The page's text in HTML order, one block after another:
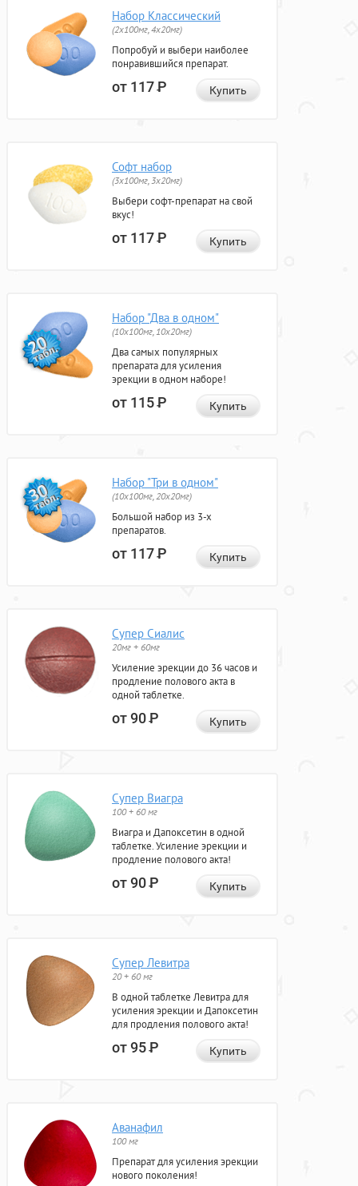
Набор Классический
(2x100мг, 4x20мг)
Попробуй и выбери наиболее
понравившийся препарат.
от 117Р Купить
Софт набор
(3x100мг, 3x20мг)
Выбери софт-препарат на свой
вкус!
от 117Р Купить
Набор "Два в одном"
(10x100мг, 10x20мг)
Два самых популярных
препарата для усиления
эрекции в одном наборе!
от 115Р Купить
Набор "Три в одном"
(10x100мг, 20x20мг)
Большой набор из 3-х
препаратов.
от 117Р Купить
Супер Сиалис
20мг + 60мг
Усиление эрекции до 36 часов и
продление полового акта в
одной таблетке.
от 90Р Купить
Супер Виагра
100 + 60 мг
Виагра и Дапоксетин в одной
таблетке. Усиление эрекции и
продление полового акта!
от 90Р Купить
Супер Левитра
20 + 60 мг
В одной таблетке Левитра для
усиления эрекции и Дапоксетин
для продления полового акта!
от 95Р Купить
Аванафил
100 мг
Препарат для усиления эрекции
нового поколения!